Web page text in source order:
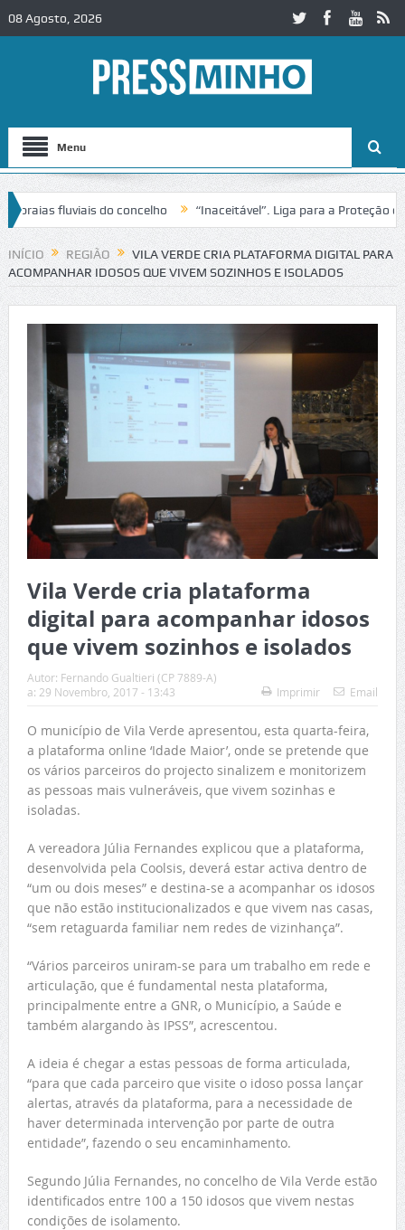
08 Agosto, 2026
Menu
fluviais do concelho “Inaceitável”. Liga para a Proteção da
trânsito no IC2 em Alcobaça Igreja do Castelo de Cerveira
INÍCIO REGIÃO
VILA VERDE CRIA PLATAFORMA DIGITAL PARA
ACOMPANHAR IDOSOS QUE VIVEM SOZINHOS E ISOLADOS
Vila Verde cria plataforma
digital para acompanhar idosos
que vivem sozinhos e isolados
Autor: Fernando Gualtieri (CP 7889-A)
a: 29 Novembro, 2017 - 13:43 Imprimir Email
O município de Vila Verde apresentou, esta quarta-feira,
a plataforma online ‘Idade Maior’, onde se pretende que
os vários parceiros do projecto sinalizem e monitorizem
as pessoas mais vulneráveis, que vivem sozinhas e
isoladas.
A vereadora Júlia Fernandes explicou que a plataforma,
desenvolvida pela Coolsis, deverá estar activa dentro de
“um ou dois meses” e destina-se a acompanhar os idosos
que não estão institucionalizados e que vivem nas casas,
“sem retaguarda familiar nem redes de vizinhança”.
“Vários parceiros uniram-se para um trabalho em rede e
articulação, que é fundamental nesta plataforma,
principalmente entre a GNR, o Município, a Saúde e
também alargando às IPSS”, acrescentou.
A ideia é chegar a estas pessoas de forma articulada,
“para que cada parceiro que visite o idoso possa lançar
alertas, através da plataforma, para a necessidade de
haver determinada intervenção por parte de outra
entidade”, fazendo o seu encaminhamento.
Segundo Júlia Fernandes, no concelho de Vila Verde estão
identificados entre 100 a 150 idosos que vivem nestas
condições de isolamento.